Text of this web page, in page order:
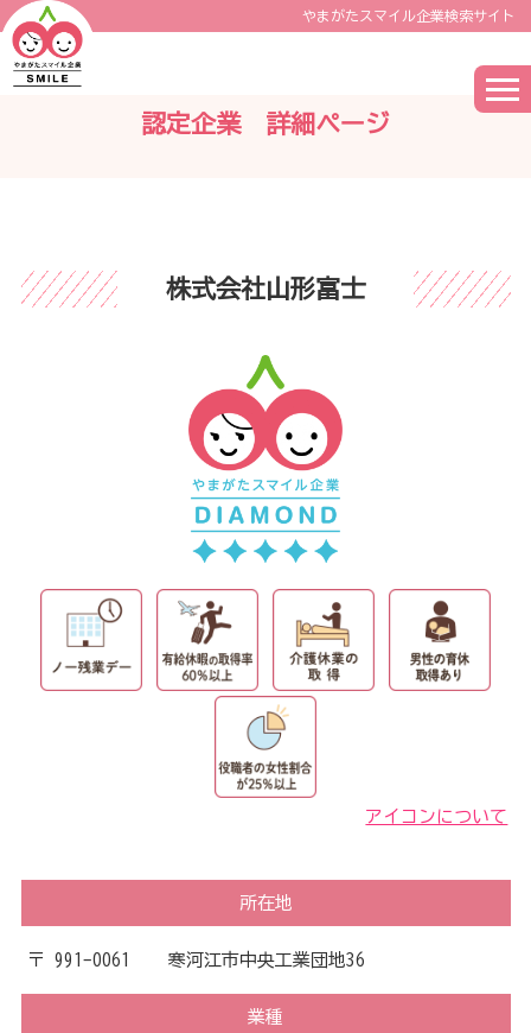
やまがたスマイル企業検索サイト
認定企業 詳細ページ
株式会社山形富士
アイコンについて
所在地
〒 991-0061 寒河江市中央工業団地36
業種